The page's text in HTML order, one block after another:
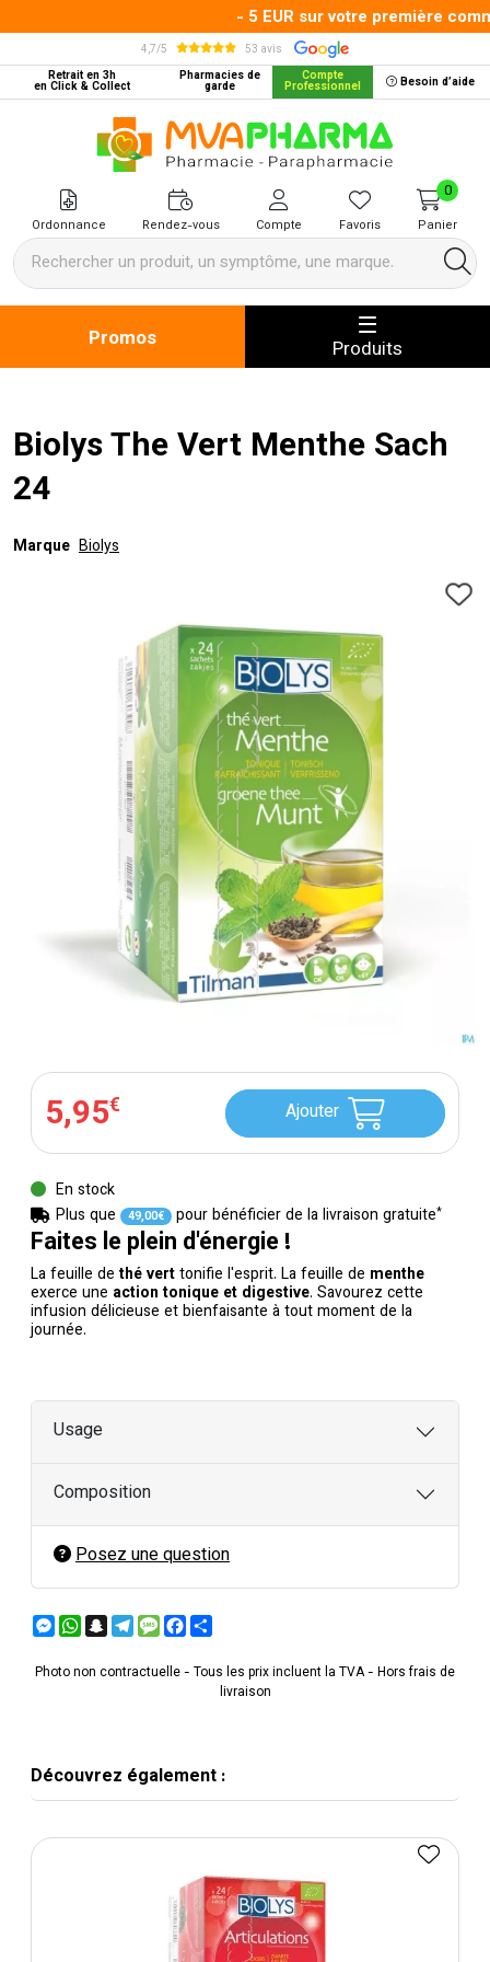
- 5 EUR sur votre première
4,7/5
53 avis
Retrait en 3h
en Click & Collect
Pharmacies de
garde
Compte
Professionnel Besoin d’aide
MVA Pharma Votre pharmacie
Ordonnance Rendez-vous Compte Favoris Panier
0
Promos Produits
Biolys The Vert Menthe Sach
24
Marque Biolys
Faites le plein d'énergie !
La feuille de thé verttonifie l'esprit. La feuille de menthe
exerce une action tonique et digestive. Savourez cette
infusion délicieuse et bienfaisante à tout moment de la
journée.
5,95€ Ajouter
En stock
Plus que
49,00€ pour bénéficier de la livraison gratuite*
Usage
Composition
Posez une question
Messenger
WhatsApp
Snapchat
Telegram
MessageFacebook
Photo non contractuelle - Tous les prix incluent la TVA - Hors frais de
livraison
Découvrez également :